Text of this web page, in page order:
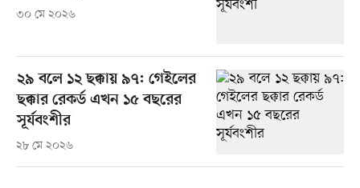
৩০ মে ২০২৬
২৯ বলে ১২ ছক্কায় ৯৭: গেইলের
ছক্কার রেকর্ড এখন ১৫ বছরের
সূর্যবংশীর
২৮ মে ২০২৬